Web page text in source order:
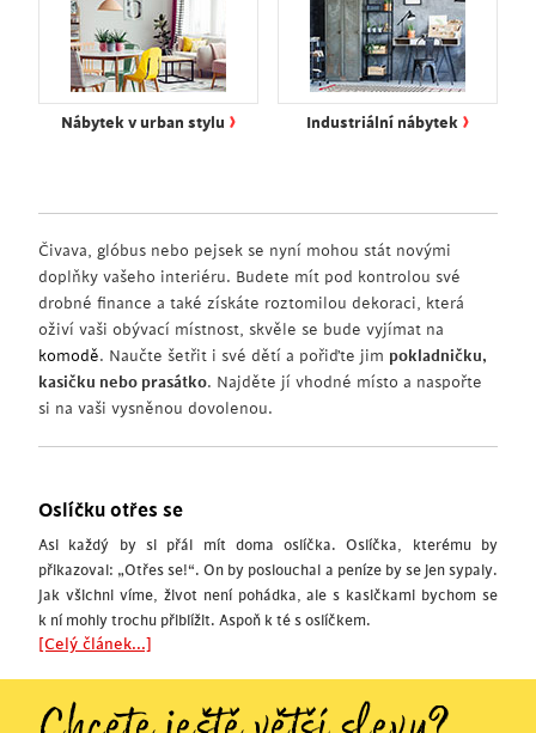
Nábytek v urban stylu › Industriální nábytek ›
Čivava, glóbus nebo pejsek se nyní mohou stát novými
doplňky vašeho interiéru. Budete mít pod kontrolou své
drobné finance a také získáte roztomilou dekoraci, která
oživí vaši obývací místnost, skvěle se bude vyjímat na
komodě. Naučte šetřit i své dětí a pořiďte jim pokladničku,
kasičku nebo prasátko. Najděte jí vhodné místo a naspořte
si na vaši vysněnou dovolenou.
Oslíčku otřes se
Asi každý by si přál mít doma oslíčka. Oslíčka, kterému by
přikazoval: „Otřes se!“. On by poslouchal a peníze by se jen sypaly.
Jak všichni víme, život není pohádka, ale s kasičkami bychom se
k ní mohly trochu přiblížit. Aspoň k té s oslíčkem.
[Celý článek...]